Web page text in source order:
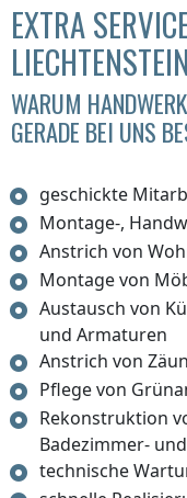
EXTRA
LIECHTENSTEIN
WARUM
GERADE BEI UNS
geschickte
Montage-,
Anstrich von
Montage von
Austausch von
und Armaturen
Anstrich von
Pflege von
Rekonstruktion
Badezimmer-
technische